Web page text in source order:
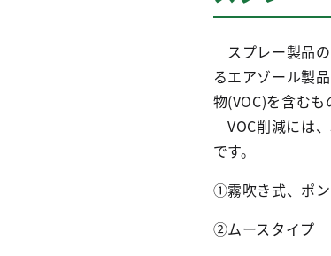
スプレー製品
るエアゾール製
物(VOC)を含むも
VOC削減には
です。
①霧吹き式、ポ
②ムースタイプ